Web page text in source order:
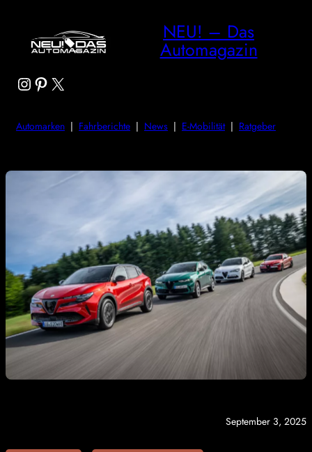
NEU! – Das
Automagazin
Instagram
Pinterest
X
Automarken | Fahrberichte | News | E-Mobilität| Ratgeber
September 3, 2025